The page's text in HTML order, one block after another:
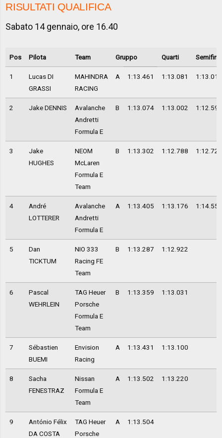
RISULTATI QUALIFICA
Sabato 14 gennaio, ore 16.40
Pos Pilota Team Gruppo Quarti
1
Lucas DI
GRASSI
MAHINDRA
RACING
A 1:13.461 1:13.081 1:13.012
2 Jake DENNIS
Avalanche
Andretti
Formula E
B 1:13.074 1:13.002 1:12.595
3
Jake
HUGHES
NEOM
McLaren
Formula E
Team
B 1:13.302 1:12.788 1:12.721
4
André
LOTTERER
Avalanche
Andretti
Formula E
A 1:13.405 1:13.176 1:14.551
5
Dan
TICKTUM
NIO 333
Racing FE
Team
B 1:13.287 1:12.922
6
Pascal
WEHRLEIN
TAG Heuer
Porsche
Formula E
Team
B 1:13.359 1:13.031
7
Sébastien
BUEMI
Envision
Racing
A 1:13.431 1:13.100
8
Sacha
FENESTRAZ
Nissan
Formula E
Team
A 1:13.502 1:13.220
9
António Félix
DA COSTA
TAG Heuer
Porsche
A 1:13.504